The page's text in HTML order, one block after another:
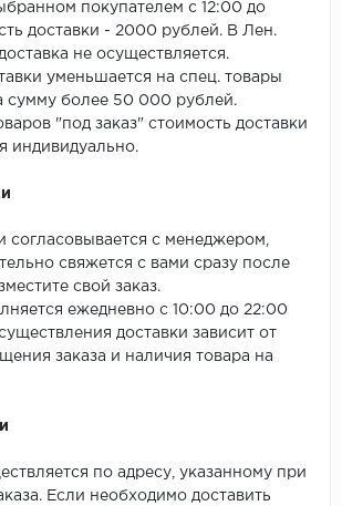
покупателем с 12:00 до
доставки - 2000 рублей. В Лен.
не осуществляется.
уменьшается на спец. товары
сумму более 50 000 рублей.
"под заказ" стоимость доставки
индивидуально.
согласовывается с менеджером,
свяжется с вами сразу после
свой заказ.
ежедневно с 10:00 до 22:00
доставки зависит от
заказа и наличия товара на
по адресу, указанному при
Если необходимо доставить